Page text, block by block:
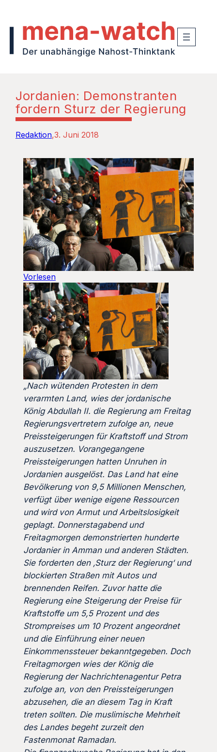
Jordanien: Demonstranten
fordern Sturz der Regierung
Redaktion 3. Juni 2018
Vorlesen
„Nach wütenden Protesten in dem
verarmten Land, wies der jordanische
König Abdullah II. die Regierung am Freitag
Regierungsvertretern zufolge an, neue
Preissteigerungen für Kraftstoff und Strom
auszusetzen. Vorangegangene
Preissteigerungen hatten Unruhen in
Jordanien ausgelöst. Das Land hat eine
Bevölkerung von 9,5 Millionen Menschen,
verfügt über wenige eigene Ressourcen
und wird von Armut und Arbeitslosigkeit
geplagt. Donnerstagabend und
Freitagmorgen demonstrierten hunderte
Jordanier in Amman und anderen Städten.
Sie forderten den ‚Sturz der Regierung‘ und
blockierten Straßen mit Autos und
brennenden Reifen. Zuvor hatte die
Regierung eine Steigerung der Preise für
Kraftstoffe um 5,5 Prozent und des
Strompreises um 10 Prozent angeordnet
und die Einführung einer neuen
Einkommenssteuer bekanntgegeben. Doch
Freitagmorgen wies der König die
Regierung der Nachrichtenagentur Petra
zufolge an, von den Preissteigerungen
abzusehen, die an diesem Tag in Kraft
treten sollten. Die muslimische Mehrheit
des Landes begeht zurzeit den
Fastenmonat Ramadan.